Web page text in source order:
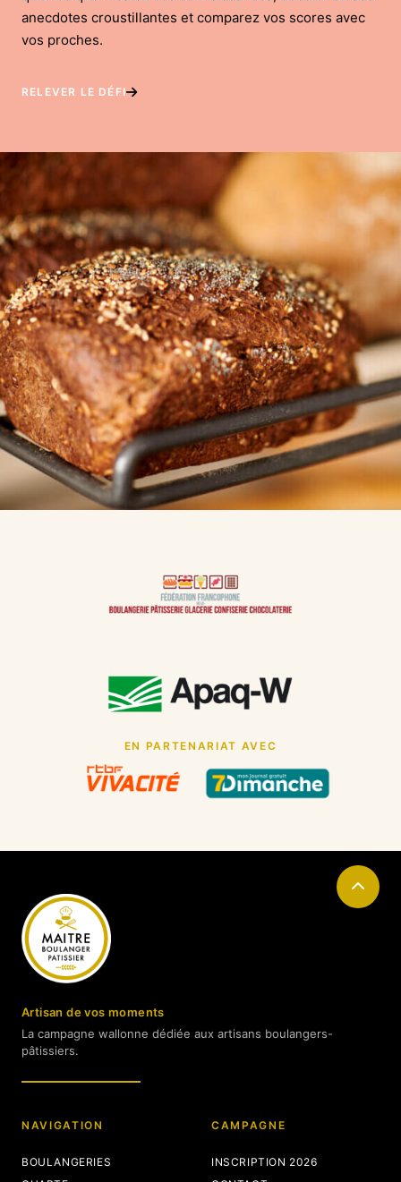
anecdotes croustillantes et comparez vos scores avec
vos proches.
RELEVER LE DÉFI
EN PARTENARIAT AVEC
Artisan de vos moments
La campagne wallonne dédiée aux artisans boulangers-
pâtissiers.
NAVIGATION
BOULANGERIES
CAMPAGNE
INSCRIPTION 2026